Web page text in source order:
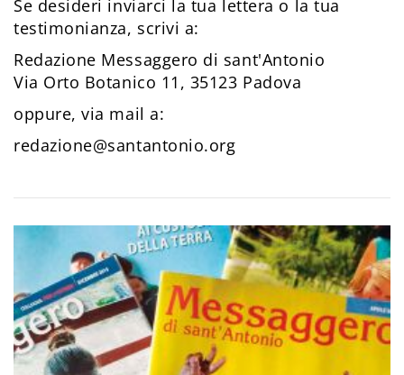
Se desideri inviarci la tua lettera o la tua
testimonianza, scrivi a:
Redazione Messaggero di sant'Antonio
Via Orto Botanico 11, 35123 Padova
oppure, via mail a:
redazione@santantonio.org